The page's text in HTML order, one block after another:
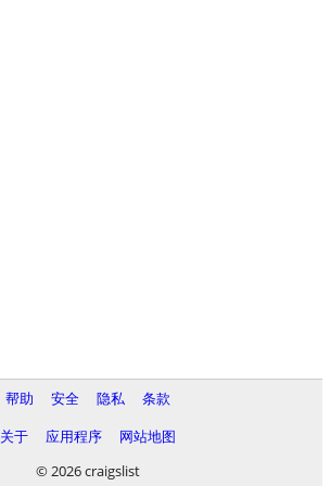
帮助 安全 隐私
条款
关于
应用程序
网站地图
© 2026 craigslist